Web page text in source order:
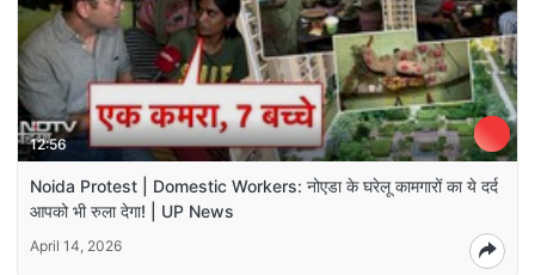
12:56
Noida Protest | Domestic Workers: नोएडा के घरेलू कामगारों का ये दर्द
आपको भी रुला देगा! | UP News
April 14, 2026